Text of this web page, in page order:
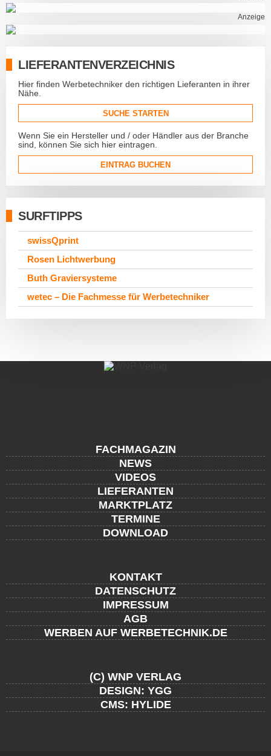
Anzeige
LIEFERANTENVERZEICHNIS
Hier finden Werbetechniker den richtigen Lieferanten in ihrer
Nähe.
SUCHE STARTEN
Wenn Sie ein Hersteller und / oder Händler aus der Branche
sind, können Sie sich hier eintragen.
EINTRAG BUCHEN
SURFTIPPS
swissQprint
Rosen Lichtwerbung
Buth Graviersysteme
wetec – Die Fachmesse für Werbetechniker
FACHMAGAZIN
NEWS
VIDEOS
LIEFERANTEN
MARKTPLATZ
TERMINE
DOWNLOAD
KONTAKT
DATENSCHUTZ
IMPRESSUM
AGB
WERBEN AUF WERBETECHNIK.DE
(C) WNP VERLAG
DESIGN: YGG
CMS: HYLIDE